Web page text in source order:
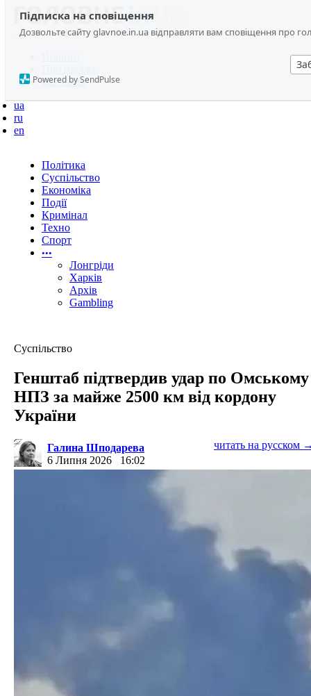
Підписка на сповіщення
Дозвольте сайту glavnoe.in.ua відправляти вам сповіщення про
Powered by SendPulse
Контакти
ua
ru
en
Політика
Суспільство
Економіка
Події
Кримінал
Техно
Спорт
•••
Лонгріди
Харків
Архів
Gambling
Суспільство
Генштаб підтвердив удар по Омському
НПЗ за майже 2500 км від кордону
України
Галина Шподарева
6 Липня 2026
16:02
читать на русском